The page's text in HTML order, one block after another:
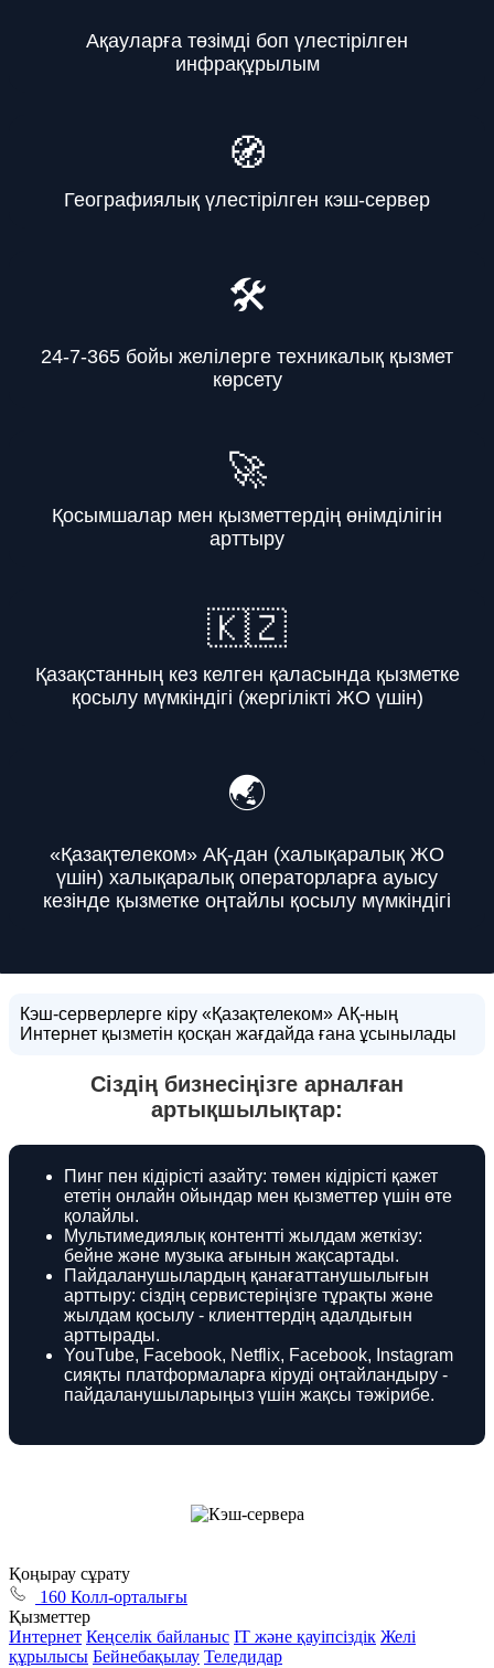
Ақауларға төзімді боп үлестірілген
инфрақұрылым
🧭
Географиялық үлестірілген кэш-сервер
🛠️
24-7-365 бойы желілерге техникалық қызмет
көрсету
🚀
Қосымшалар мен қызметтердің өнімділігін
арттыру
🇰🇿
Қазақстанның кез келген қаласында қызметке
қосылу мүмкіндігі (жергілікті ЖО үшін)
🌏
«Қазақтелеком» АҚ-дан (халықаралық ЖО
үшін) халықаралық операторларға ауысу
кезінде қызметке оңтайлы қосылу мүмкіндігі
Кэш-серверлерге кіру «Қазақтелеком» АҚ-ның
Интернет қызметін қосқан жағдайда ғана ұсынылады
Сіздің бизнесіңізге арналған
артықшылықтар:
Пинг пен кідірісті азайту: төмен кідірісті қажет
ететін онлайн ойындар мен қызметтер үшін өте
қолайлы.
Мультимедиялық контентті жылдам жеткізу:
бейне және музыка ағынын жақсартады.
Пайдаланушылардың қанағаттанушылығын
арттыру: сіздің сервистеріңізге тұрақты және
жылдам қосылу - клиенттердің адалдығын
арттырады.
YouTube, Facebook, Netflix, Facebook, Instagram
сияқты платформаларға кіруді оңтайландыру -
пайдаланушыларыңыз үшін жақсы тәжірибе.
Қоңырау сұрату
160 Колл-орталығы
Қызметтер
Интернет Кеңселік байланыс ІТ және қауіпсіздік Желі
құрылысы Бейнебақылау Теледидар